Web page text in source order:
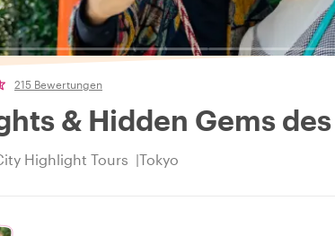
215 Bewertungen
& Hidden Gems
Highlight Tours Tokyo